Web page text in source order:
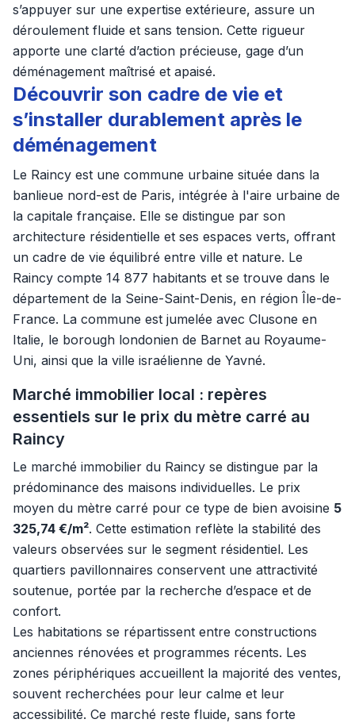
s’appuyer sur une expertise extérieure, assure un
déroulement fluide et sans tension. Cette rigueur
apporte une clarté d’action précieuse, gage d’un
déménagement maîtrisé et apaisé.
Découvrir son cadre de vie et
s’installer durablement après le
déménagement
Le Raincy est une commune urbaine située dans la
banlieue nord-est de Paris, intégrée à l'aire urbaine de
la capitale française. Elle se distingue par son
architecture résidentielle et ses espaces verts, offrant
un cadre de vie équilibré entre ville et nature. Le
Raincy compte 14 877 habitants et se trouve dans le
département de la Seine-Saint-Denis, en région Île-de-
France. La commune est jumelée avec Clusone en
Italie, le borough londonien de Barnet au Royaume-
Uni, ainsi que la ville israélienne de Yavné.
Marché immobilier local : repères
essentiels sur le prix du mètre carré au
Raincy
Le marché immobilier du Raincy se distingue par la
prédominance des maisons individuelles. Le prix
moyen du mètre carré pour ce type de bien avoisine 5
325,74 €/m². Cette estimation reflète la stabilité des
valeurs observées sur le segment résidentiel. Les
quartiers pavillonnaires conservent une attractivité
soutenue, portée par la recherche d’espace et de
confort.
Les habitations se répartissent entre constructions
anciennes rénovées et programmes récents. Les
zones périphériques accueillent la majorité des ventes,
souvent recherchées pour leur calme et leur
accessibilité. Ce marché reste fluide, sans forte